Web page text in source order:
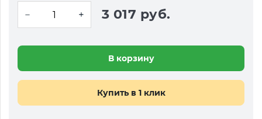
3 017 руб.
В корзину
Купить в 1 клик